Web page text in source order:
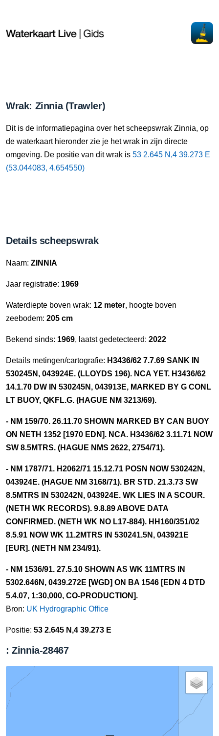
Wrak: Zinnia (Trawler)
Dit is de informatiepagina over het scheepswrak Zinnia, op
de waterkaart hieronder zie je het wrak in zijn directe
omgeving. De positie van dit wrak is 53 2.645 N,4 39.273 E
(53.044083, 4.654550)
Details scheepswrak
Naam: ZINNIA
Jaar registratie: 1969
Waterdiepte boven wrak: 12 meter, hoogte boven
zeebodem: 205 cm
Bekend sinds: 1969, laatst gedetecteerd: 2022
Details metingen/cartografie: H3436/62 7.7.69 SANK IN
530245N, 043924E. (LLOYDS 196). NCA YET. H3436/62
14.1.70 DW IN 530245N, 043913E, MARKED BY G CONL
LT BUOY, QKFL.G. (HAGUE NM 3213/69).
- NM 159/70. 26.11.70 SHOWN MARKED BY CAN BUOY
ON NETH 1352 [1970 EDN]. NCA. H3436/62 3.11.71 NOW
SW 8.5MTRS. (HAGUE NMS 2622, 2754/71).
- NM 1787/71. H2062/71 15.12.71 POSN NOW 530242N,
043924E. (HAGUE NM 3168/71). BR STD. 21.3.73 SW
8.5MTRS IN 530242N, 043924E. WK LIES IN A SCOUR.
(NETH WK RECORDS). 9.8.89 ABOVE DATA
CONFIRMED. (NETH WK NO L17-884). HH160/351/02
8.5.91 NOW WK 11.2MTRS IN 530241.5N, 043921E
[EUR]. (NETH NM 234/91).
- NM 1536/91. 27.5.10 SHOWN AS WK 11MTRS IN
5302.646N, 0439.272E [WGD] ON BA 1546 [EDN 4 DTD
5.4.07, 1:30,000, CO-PRODUCTION].
Bron: UK Hydrographic Office
Positie: 53 2.645 N,4 39.273 E
: Zinnia-28467